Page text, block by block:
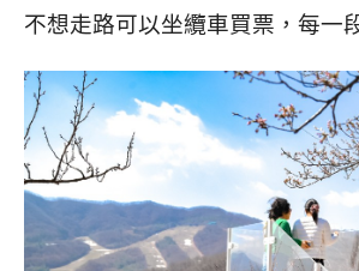
不想走路可以坐纜車買票，每一